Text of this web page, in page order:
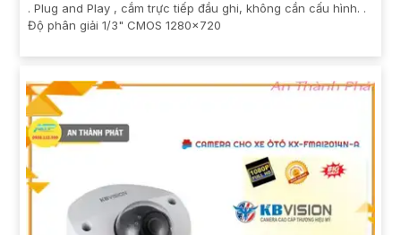
. Plug and Play , cắm trực tiếp đầu ghi, không cần cấu hình. .
Độ phân giải 1/3" CMOS 1280x720